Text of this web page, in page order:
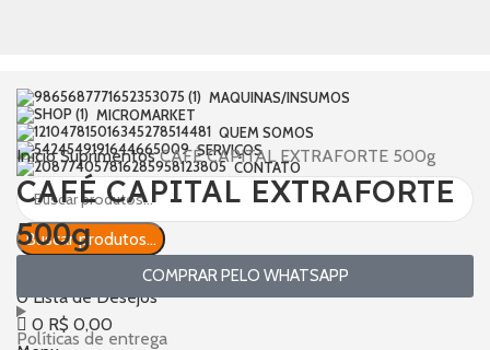
MAQUINAS/INSUMOS
MICROMARKET
QUEM SOMOS
SERVIÇOS
CONTATO
Buscar produtos...
0Lista de Desejos
0 R$ 0,00
InícioSuprimentosCAFÉ CAPITAL EXTRAFORTE 500g
CAFÉ CAPITAL EXTRAFORTE
500g
COMPRAR PELO WHATSAPP
Políticas de entrega